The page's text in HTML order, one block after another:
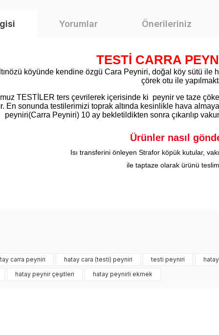
Yorumlar Önerileriniz
TESTİ CARRA
köyünde kendine özgü Cara Peyniri, doğal köy sütü ile
çörek otu ile
TESTİLER ters çevrilerek içerisinde ki peynir ve taze
En sonunda testilerimizi toprak altında kesinlikle hava
peyniri(Carra Peyniri) 10 ay bekletildikten sonra çıkarılıp
Ürünler nasıl
Isı transferini önleyen Strafor köpük kutular,
ile taptaze olarak ürünü teslim
eksik bilgiler bulunuyor.
carra peyniri hatay cara (testi) peyniri testi peyniri
hatay peynir çeşitleri hatay peynirli ekmek